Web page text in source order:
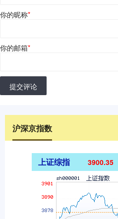
你的昵称*
你的邮箱*
提交评论
沪深京指数
上证综指 3900.35